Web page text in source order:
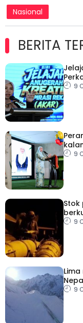
Nasional
BERITA
9
9
Stok
9
9